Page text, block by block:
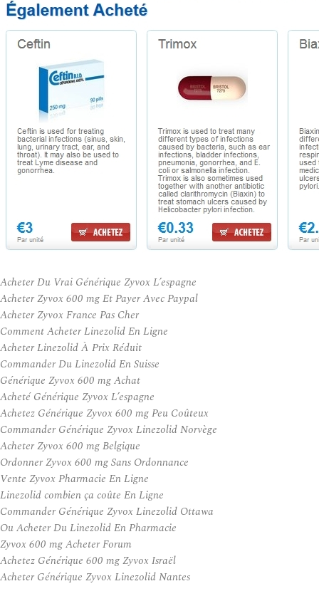
Acheter Du Vrai Générique Zyvox L’espagne
Acheter Zyvox 600 mg Et Payer Avec Paypal
Acheter Zyvox France Pas Cher
Comment Acheter Linezolid En Ligne
Acheter Linezolid À Prix Réduit
Commander Du Linezolid En Suisse
Générique Zyvox 600 mg Achat
Acheté Générique Zyvox L’espagne
Achetez Générique Zyvox 600 mg Peu Coûteux
Commander Générique Zyvox Linezolid Norvège
Acheter Zyvox 600 mg Belgique
Ordonner Zyvox 600 mg Sans Ordonnance
Vente Zyvox Pharmacie En Ligne
Linezolid combien ça coûte En Ligne
Commander Générique Zyvox Linezolid Ottawa
Ou Acheter Du Linezolid En Pharmacie
Zyvox 600 mg Acheter Forum
Achetez Générique 600 mg Zyvox Israël
Acheter Générique Zyvox Linezolid Nantes